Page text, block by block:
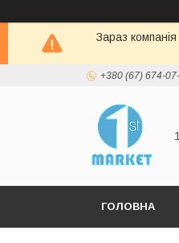
Зараз
+380 (67) 674-
ГОЛОВНА